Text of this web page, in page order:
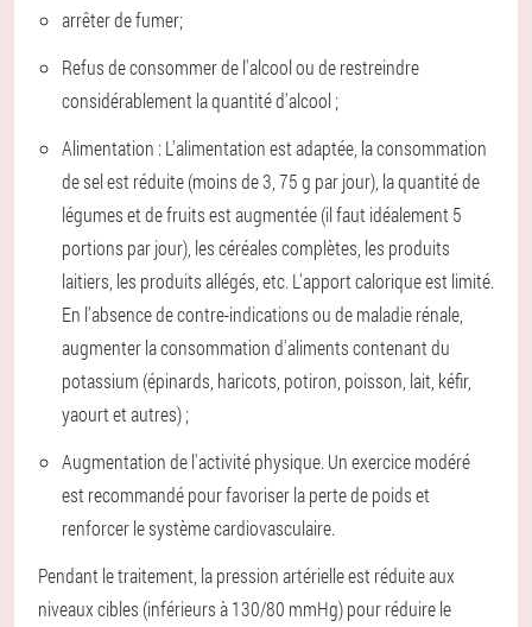
arrêter de fumer;
Refus de consommer de l'alcool ou de restreindre
considérablement la quantité d'alcool ;
Alimentation : L'alimentation est adaptée, la consommation
de sel est réduite (moins de 3, 75 g par jour), la quantité de
légumes et de fruits est augmentée (il faut idéalement 5
portions par jour), les céréales complètes, les produits
laitiers, les produits allégés, etc. L'apport calorique est limité.
En l'absence de contre-indications ou de maladie rénale,
augmenter la consommation d'aliments contenant du
potassium (épinards, haricots, potiron, poisson, lait, kéfir,
yaourt et autres) ;
Augmentation de l'activité physique. Un exercice modéré
est recommandé pour favoriser la perte de poids et
renforcer le système cardiovasculaire.
Pendant le traitement, la pression artérielle est réduite aux
niveaux cibles (inférieurs à 130/80 mmHg) pour réduire le